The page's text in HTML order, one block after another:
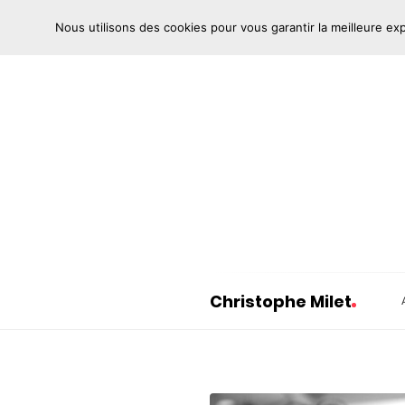
Christophe Milet
Nous utilisons des cookies pour vous garantir la meilleure